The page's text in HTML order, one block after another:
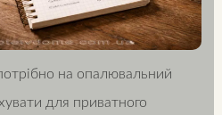
на опалювальний
для приватного